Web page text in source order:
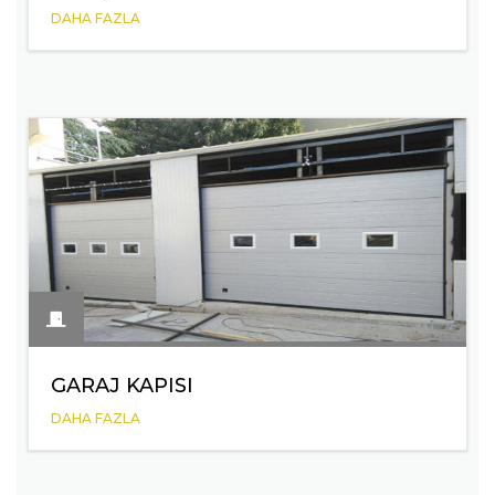
DAHA FAZLA
GARAJ KAPISI
DAHA FAZLA